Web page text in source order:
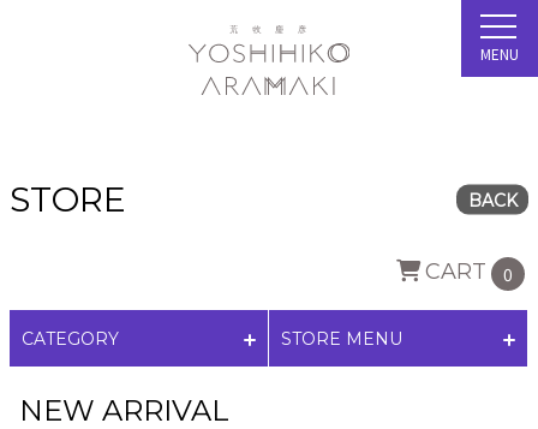
MENU
STORE BACK
CART 0
CATEGORY STORE MENU
NEW ARRIVAL